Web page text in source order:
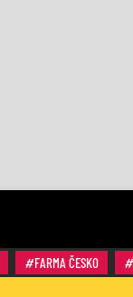
FARMA ČESKO